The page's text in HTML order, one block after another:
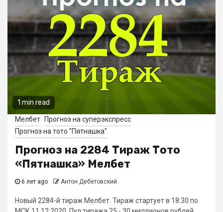
1 min read
Мелбет
Прогноз на суперэкспресс
Прогноз на тото "Пятнашка"
Прогноз на 2284 Тираж Тото
«Пятнашка» Мелбет
6 лет ago Антон Дебетовский
Новый 2284-й тираж Мелбет. Тираж стартует в 18:30 по